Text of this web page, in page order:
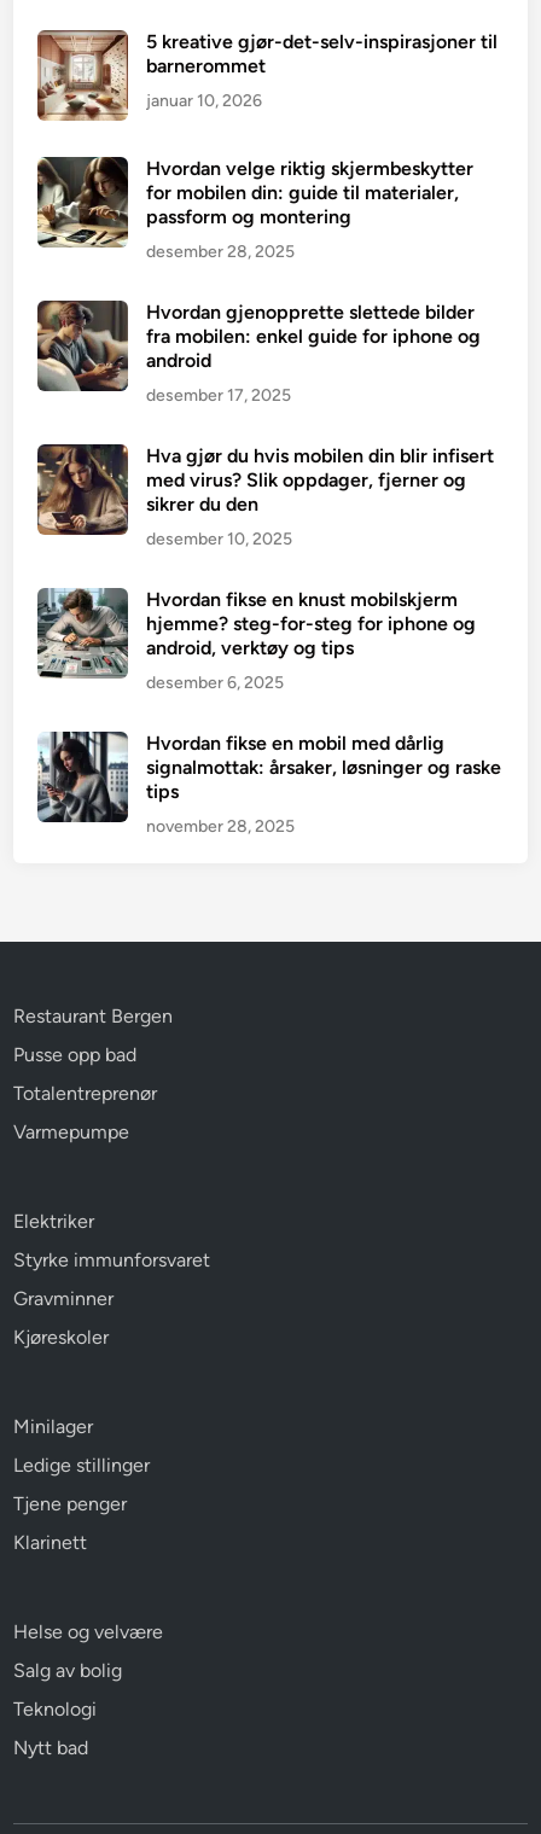
5 kreative gjør-det-selv-inspirasjoner til
barnerommet
januar 10, 2026
Hvordan velge riktig skjermbeskytter
for mobilen din: guide til materialer,
passform og montering
desember 28, 2025
Hvordan gjenopprette slettede bilder
fra mobilen: enkel guide for iphone og
android
desember 17, 2025
Hva gjør du hvis mobilen din blir infisert
med virus? Slik oppdager, fjerner og
sikrer du den
desember 10, 2025
Hvordan fikse en knust mobilskjerm
hjemme? steg-for-steg for iphone og
android, verktøy og tips
desember 6, 2025
Hvordan fikse en mobil med dårlig
signalmottak: årsaker, løsninger og raske
tips
november 28, 2025
Restaurant Bergen
Pusse opp bad
Totalentreprenør
Varmepumpe
Elektriker
Styrke immunforsvaret
Gravminner
Kjøreskoler
Minilager
Ledige stillinger
Tjene penger
Klarinett
Helse og velvære
Salg av bolig
Teknologi
Nytt bad